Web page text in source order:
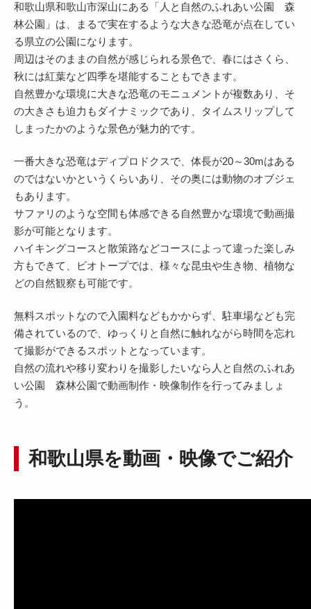
和歌山県和歌山市深山にある「人と自然のふれあい公園 森
林公園」は、まるで実在するような大きな恐竜が点在してい
る県立の公園になります。
周辺はそのままの自然が感じられる景色で、春にはさくら、
秋には紅葉など四季を堪能することもできます。
自然豊かな環境に大きな恐竜のモニュメントが複数あり、そ
の大きさも迫力もダイナミックであり、タイムスリップして
しまったかのような景色が魅力的です。
一番大きな恐竜はディプロドクスで、体長が20～30mはある
のではないかというくらいあり、その奥には動物のオブジェ
もあります。
サファリのような空間も体感できる自然豊かな環境で動画撮
影が可能となります。
ハイキングコースと散策路などコースによって違った楽しみ
方もできて、ビオトープでは、様々な昆虫や生き物、植物な
どの自然観察も可能です。
無料スポットなので入園料などもかからず、駐車場なども完
備されているので、ゆっくりと自然に触れながら時間を忘れ
て撮影ができるスポットとなっています。
自然の流れや移り変わりを撮影したいなら人と自然のふれあ
い公園 森林公園で動画制作・映像制作を行ってみましょ
う。
和歌山県を動画・映像でご紹介